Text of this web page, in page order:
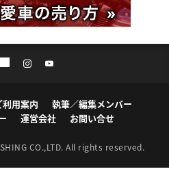
利用案内
執筆／編集メンバー
運営会社 お問い合せ
CO.,LTD. All rights reserved.